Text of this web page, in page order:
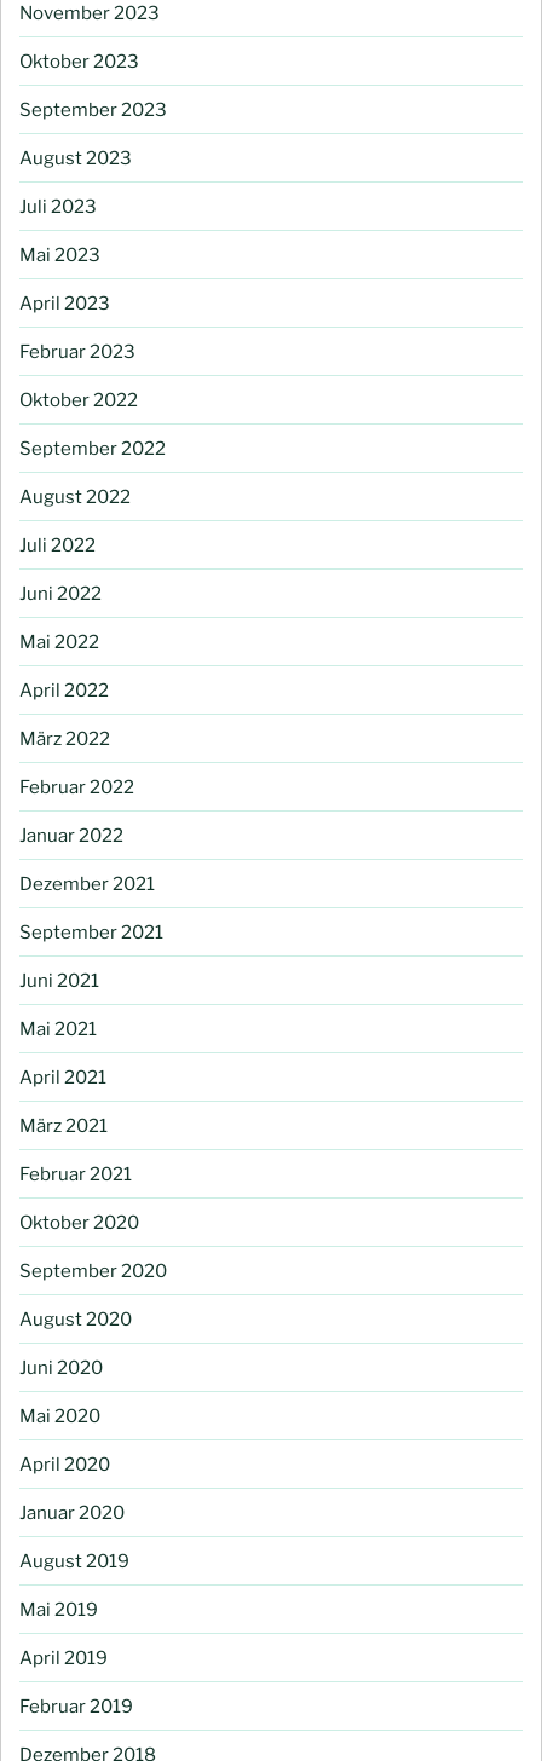
November 2023
Oktober 2023
September 2023
August 2023
Juli 2023
Mai 2023
April 2023
Februar 2023
Oktober 2022
September 2022
August 2022
Juli 2022
Juni 2022
Mai 2022
April 2022
März 2022
Februar 2022
Januar 2022
Dezember 2021
September 2021
Juni 2021
Mai 2021
April 2021
März 2021
Februar 2021
Oktober 2020
September 2020
August 2020
Juni 2020
Mai 2020
April 2020
Januar 2020
August 2019
Mai 2019
April 2019
Februar 2019
Dezember 2018